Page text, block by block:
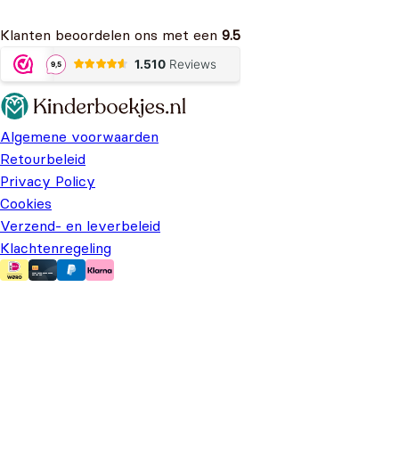
Klanten beoordelen ons met een 9.5
Algemene voorwaarden
Retourbeleid
Privacy Policy
Cookies
Verzend- en leverbeleid
Klachtenregeling